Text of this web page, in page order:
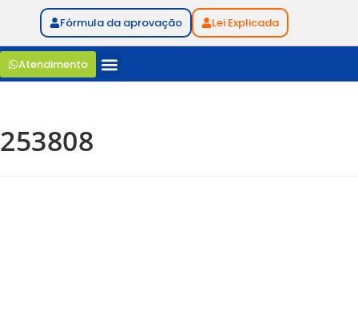
Fórmula da aprovação Lei Explicada
Atendimento
253808